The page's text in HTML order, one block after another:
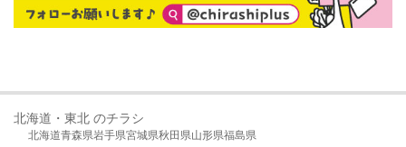
北海道・東北 のチラシ
北海道青森県岩手県宮城県秋田県山形県福島県